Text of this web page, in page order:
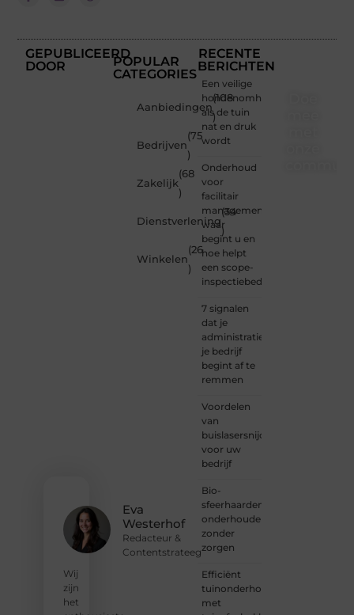
GEPUBLICEERD
DOOR
Eva
Westerhof
Redacteur &
Contentstrateeg
Wij
zijn
het
POPULAR
CATEGORIES
Aanbiedingen
(108
)
Bedrijven
(75
)
Zakelijk
(68
)
Dienstverlening
(34
)
Winkelen
(26
)
RECENTE
BERICHTEN
Een veilige
hondenomheining
als de tuin
nat en druk
wordt
Onderhoud
voor
facilitair
management:
waar
begint u en
hoe helpt
een scope-
inspectiebedrijf?
7 signalen
dat je
administratie
je bedrijf
begint af te
remmen
Voordelen
van
buislasersnijden
voor uw
bedrijf
Bio-
sfeerhaarden
onderhouden
zonder
zorgen
Efficiënt
tuinonderhoud
met